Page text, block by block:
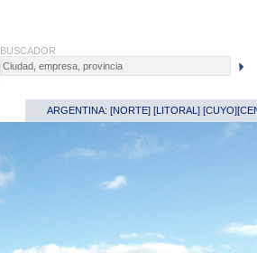
BUSCADOR
ARGENTINA: [NORTE] [LITORAL ] [CUYO][